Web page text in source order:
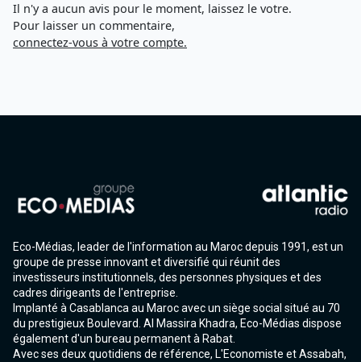
Il n'y a aucun avis pour le moment, laissez le votre.
Pour laisser un commentaire,
connectez-vous à votre compte.
Eco-Médias, leader de l'information au Maroc depuis 1991, est un
groupe de presse innovant et diversifié qui réunit des
investisseurs institutionnels, des personnes physiques et des
cadres dirigeants de l'entreprise.
Implanté à Casablanca au Maroc avec un siège social situé au 70
du prestigieux Boulevard. Al Massira Khadra, Eco-Médias dispose
également d'un bureau permanent à Rabat.
Avec ses deux quotidiens de référence, L'Economiste et Assabah,